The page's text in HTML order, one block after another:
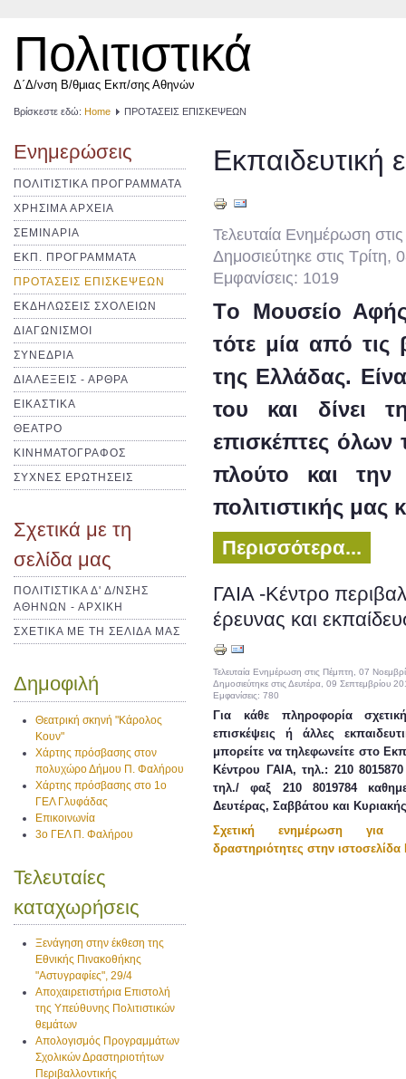
Πολιτιστικά
Δ΄Δ/νση Β/θμιας Εκπ/σης Αθηνών
Βρίσκεστε εδώ: Home ΠΡΟΤΑΣΕΙΣ ΕΠΙΣΚΕΨΕΩΝ
Ενημερώσεις
ΠΟΛΙΤΙΣΤΙΚΑ ΠΡΟΓΡΑΜΜΑΤΑ
ΧΡΗΣΙΜΑ ΑΡΧΕΙΑ
ΣΕΜΙΝΑΡΙΑ
ΕΚΠ. ΠΡΟΓΡΑΜΜΑΤΑ
ΠΡΟΤΑΣΕΙΣ ΕΠΙΣΚΕΨΕΩΝ
ΕΚΔΗΛΩΣΕΙΣ ΣΧΟΛΕΙΩΝ
ΔΙΑΓΩΝΙΣΜΟΙ
ΣΥΝΕΔΡΙΑ
ΔΙΑΛΕΞΕΙΣ - ΑΡΘΡΑ
ΕΙΚΑΣΤΙΚΑ
ΘΕΑΤΡΟ
ΚΙΝΗΜΑΤΟΓΡΑΦΟΣ
ΣΥΧΝΕΣ ΕΡΩΤΗΣΕΙΣ
Σχετικά με τη
σελίδα μας
ΠΟΛΙΤΙΣΤΙΚΑ Δ' Δ/ΝΣΗΣ
ΑΘΗΝΩΝ - ΑΡΧΙΚΗ
ΣΧΕΤΙΚΑ ΜΕ ΤΗ ΣΕΛΙΔΑ ΜΑΣ
Δημοφιλή
Θεατρική σκηνή "Κάρολος
Κουν"
Χάρτης πρόσβασης στον
πολυχώρο Δήμου Π. Φαλήρου
Χάρτης πρόσβασης στο 1ο
ΓΕΛ Γλυφάδας
Επικοινωνία
3ο ΓΕΛ Π. Φαλήρου
Τελευταίες
καταχωρήσεις
Ξενάγηση στην έκθεση της
Εθνικής Πινακοθήκης
"Αστυγραφίες", 29/4
Αποχαιρετιστήρια Επιστολή
της Υπεύθυνης Πολιτιστικών
θεμάτων
Απολογισμός Προγραμμάτων
Σχολικών Δραστηριοτήτων
Περιβαλλοντικής
Τελευταία Ενημέρωση
Δημοσιεύτηκε στις
Εμφανίσεις: 1019
Tο Μουσείο
τότε μία από
της Ελλάδας.
του και δίνει
επισκέπτες όλων
πλούτο και την
πολιτιστικής μας
Περισσότερα...
ΓΑΙΑ -Κέντρο
έρευνας και
Τελευταία Ενημέρωση στις Πέμπτη, 07
Δημοσιεύτηκε στις Δευτέρα, 09 Σεπτεμβρίου
Εμφανίσεις: 780
Για κάθε πληροφορία
επισκέψεις ή άλλες
μπορείτε να τηλεφωνείτε στο
Κέντρου ΓΑΙΑ, τηλ.: 210
τηλ./ φαξ 210 8019784
Δευτέρας, Σαββάτου και
Σχετική ενημέρωση για
δραστηριότητες στην ιστοσελίδα